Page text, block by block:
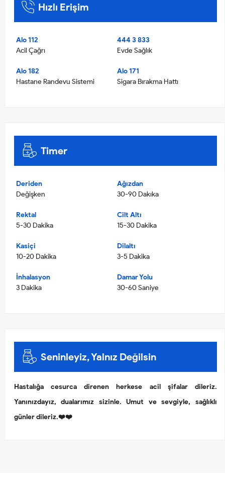
Hızlı Erişim
Alo 112
Acil Çağrı
444 3 833
Evde Sağlık
Alo 182
Hastane Randevu Sistemi
Alo 171
Sigara Bırakma Hattı
Timer
Deriden
Değişken
Ağızdan
30-90 Dakıka
Rektal
5-30 Dakika
Cilt Altı
15-30 Dakika
Kasiçi
10-20 Dakika
Dilaltı
3-5 Dakika
İnhalasyon
3 Dakika
Damar Yolu
30-60 Saniye
Seninleyiz, Yalnız Değilsin
Hastalığa cesurca direnen herkese acil şifalar dileriz.
Yanınızdayız, dualarımız sizinle. Umut ve sevgiyle, sağlıklı
günler dileriz.❤️❤️